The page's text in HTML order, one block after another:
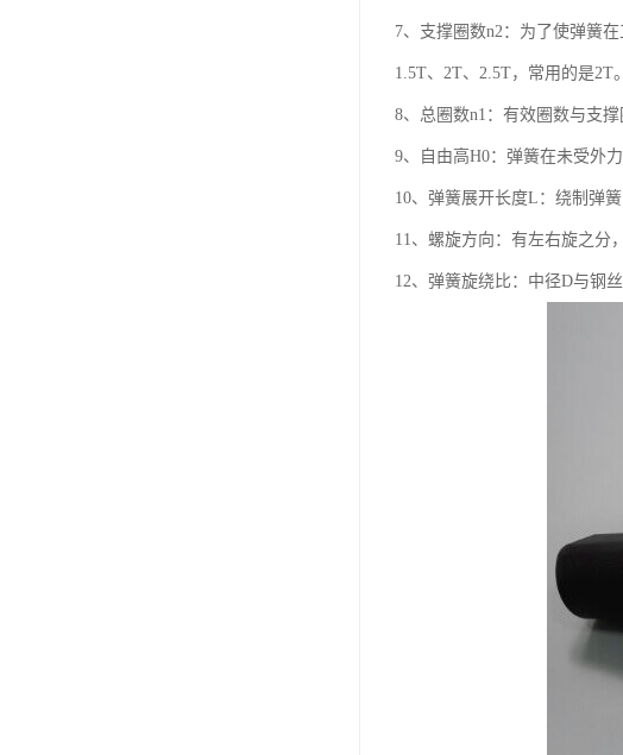
7、支撑圈数n2：为了使弹簧
1.5T、2T、2.5T，常用的是2T。
8、总圈数n1：有效圈数与支撑
9、自由高H0：弹簧在未受外
10、弹簧展开长度L：绕制弹
11、螺旋方向：有左右旋之分
12、弹簧旋绕比：中径D与钢丝